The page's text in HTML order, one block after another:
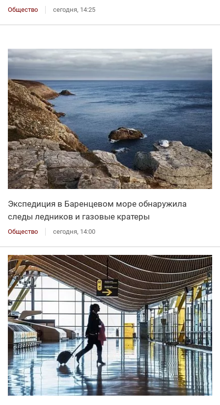
Общество сегодня, 14:25
Экспедиция в Баренцевом море обнаружила
следы ледников и газовые кратеры
Общество сегодня, 14:00